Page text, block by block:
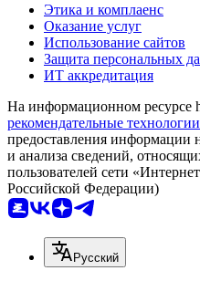
Этика и комплаенс
Оказание услуг
Использование сайтов
Защита персональных
ИТ аккредитация
На информационном ресурсе
рекомендательные технологии
предоставления информации
и анализа сведений,
пользователей сети
Российской Федерации)
Русский